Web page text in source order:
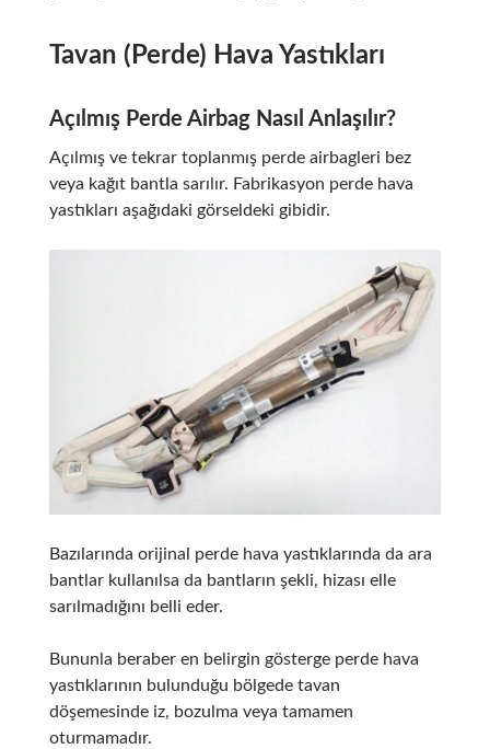
Tavan (Perde) Hava Yastıkları
Açılmış Perde Airbag Nasıl Anlaşılır?
Açılmış ve tekrar toplanmış perde airbagleri bez
veya kağıt bantla sarılır. Fabrikasyon perde hava
yastıkları aşağıdaki görseldeki gibidir.
Bazılarında orijinal perde hava yastıklarında da ara
bantlar kullanılsa da bantların şekli, hizası elle
sarılmadığını belli eder.
Bununla beraber en belirgin gösterge perde hava
yastıklarının bulunduğu bölgede tavan
döşemesinde iz, bozulma veya tamamen
oturmamadır.